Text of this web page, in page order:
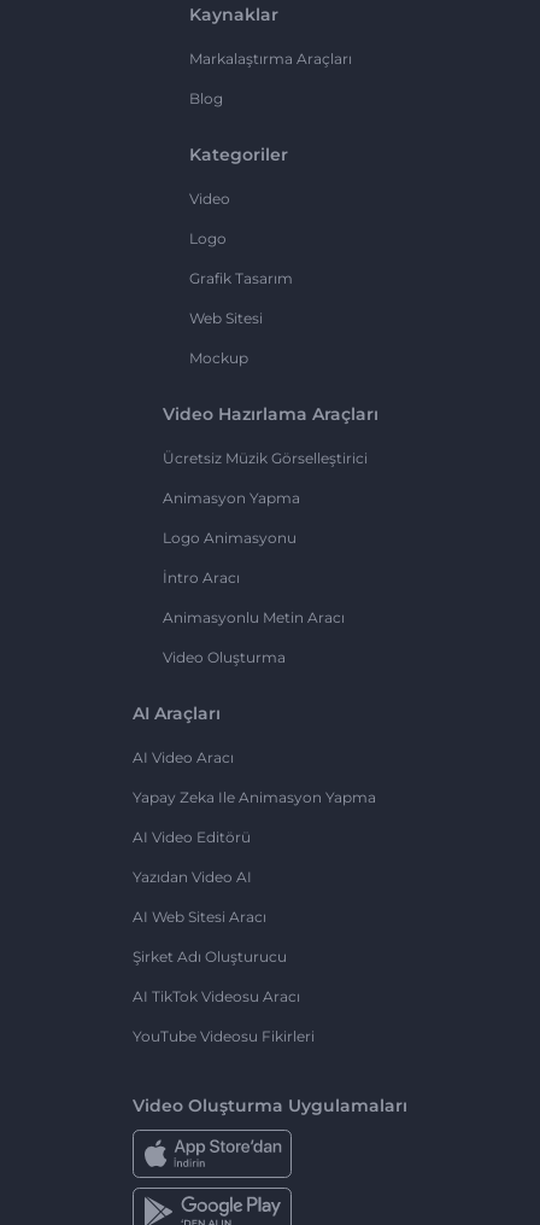
Kaynaklar
Markalaştırma Araçları
Blog
Kategoriler
Video
Logo
Grafik Tasarım
Web Sitesi
Mockup
Video Hazırlama Araçları
Ücretsiz Müzik Görselleştirici
Animasyon Yapma
Logo Animasyonu
İntro Aracı
Animasyonlu Metin Aracı
Video Oluşturma
AI Araçları
AI Video Aracı
Yapay Zeka Ile Animasyon Yapma
AI Video Editörü
Yazıdan Video AI
AI Web Sitesi Aracı
Şirket Adı Oluşturucu
AI TikTok Videosu Aracı
YouTube Videosu Fikirleri
Video Oluşturma Uygulamaları